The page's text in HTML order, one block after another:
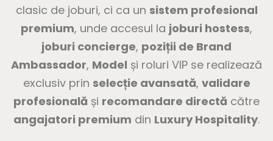
clasic de joburi, ci ca un sistem profesional
premium, unde accesul la joburi hostess,
joburi concierge, poziții de Brand
Ambassador, Model și roluri VIP se realizează
exclusiv prin selecție avansată, validare
profesională și recomandare directă către
angajatori premium din Luxury Hospitality.